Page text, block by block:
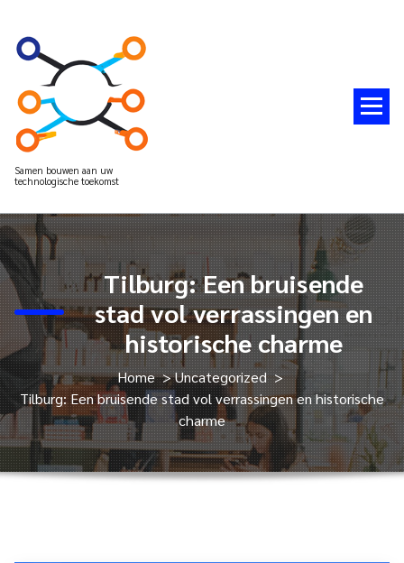
Samen bouwen aan uw
technologische toekomst
Tilburg: Een bruisende
stad vol verrassingen en
historische charme
Home>Uncategorized>
Tilburg: Een bruisende stad vol verrassingen en historische
charme